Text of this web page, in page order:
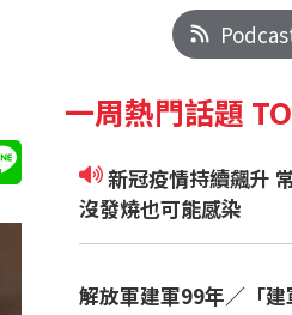
一周熱門話題
新冠疫情持續飆升 常見八大症狀
沒發燒也可能感染
解放軍建軍99年／「